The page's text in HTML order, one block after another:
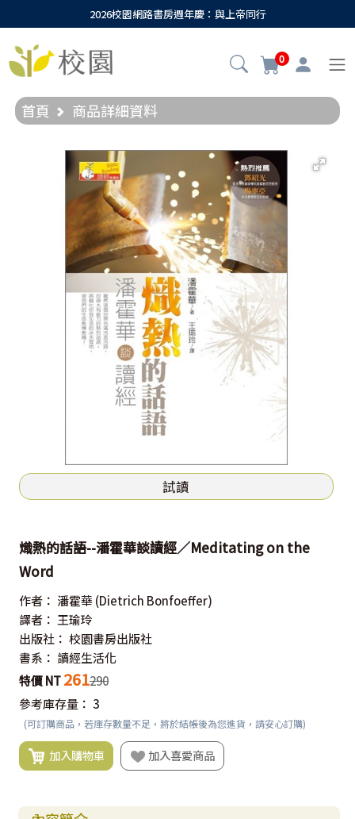
2026校園網路書房週年慶：與上帝同行
0
首頁 商品詳細資料
試讀
熾熱的話語--潘霍華談讀經／Meditating on the
Word
作者： 潘霍華 (Dietrich Bonfoeffer)
譯者： 王瑜玲
出版社： 校園書房出版社
書系： 讀經生活化
特價 NT 261290
參考庫存量： 3
(可訂購商品，若庫存數量不足，將於結帳後為您進貨，請安心訂購)
加入購物車 加入喜愛商品